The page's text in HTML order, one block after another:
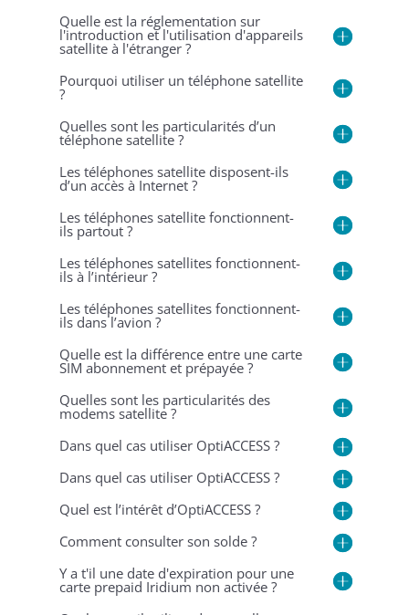
Quelle est la réglementation sur
l'introduction et l'utilisation d'appareils
satellite à l'étranger ?
Pourquoi utiliser un téléphone satellite
?
Quelles sont les particularités d’un
téléphone satellite ?
Les téléphones satellite disposent-ils
d’un accès à Internet ?
Les téléphones satellite fonctionnent-
ils partout ?
Les téléphones satellites fonctionnent-
ils à l’intérieur ?
Les téléphones satellites fonctionnent-
ils dans l’avion ?
Quelle est la différence entre une carte
SIM abonnement et prépayée ?
Quelles sont les particularités des
modems satellite ?
Dans quel cas utiliser OptiACCESS ?
Dans quel cas utiliser OptiACCESS ?
Quel est l’intérêt d’OptiACCESS ?
Comment consulter son solde ?
Y a t'il une date d'expiration pour une
carte prepaid Iridium non activée ?